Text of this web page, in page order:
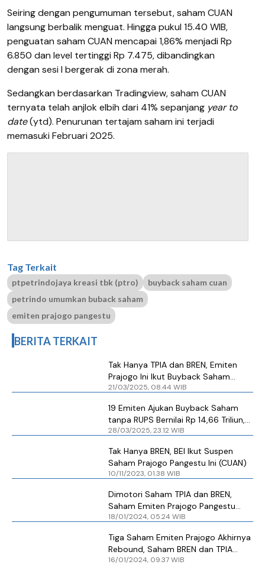
Seiring dengan pengumuman tersebut, saham CUAN
langsung berbalik menguat. Hingga pukul 15.40 WIB,
penguatan saham CUAN mencapai 1,86% menjadi Rp
6.850 dan level tertinggi Rp 7.475, dibandingkan
dengan sesi I bergerak di zona merah.
Sedangkan berdasarkan Tradingview, saham CUAN
ternyata telah anjlok elbih dari 41% sepanjang year to
date(ytd). Penurunan tertajam saham ini terjadi
memasuki Februari 2025.
Tag Terkait
ptpetrindojaya kreasi tbk (ptro)
buyback saham cuan
petrindo umumkan buback saham
emiten prajogo pangestu
BERITA TERKAIT
Tak Hanya TPIA dan BREN, Emiten
Prajogo Ini Ikut Buyback Saham
Bernilai Jumbo
21/03/2025, 08.44 WIB
19 Emiten Ajukan Buyback Saham
tanpa RUPS Bernilai Rp 14,66 Triliun,
Terbesar Emiten Konglomerasi Ini
28/03/2025, 23.12 WIB
Tak Hanya BREN, BEI Ikut Suspen
Saham Prajogo Pangestu Ini (CUAN)
10/11/2023, 01.38 WIB
Dimotori Saham TPIA dan BREN,
Saham Emiten Prajogo Pangestu
Bangkit
18/01/2024, 05.24 WIB
Tiga Saham Emiten Prajogo Akhirnya
Rebound, Saham BREN dan TPIA
Perkasa
16/01/2024, 09.37 WIB